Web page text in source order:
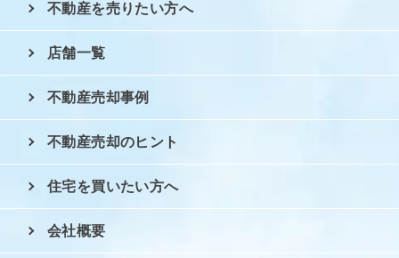
不動産を売りたい方へ
店舗一覧
不動産売却事例
不動産売却のヒント
住宅を買いたい方へ
会社概要